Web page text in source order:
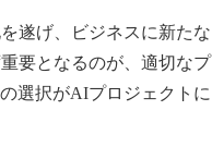
遂げ、ビジネスに新たな
要となるのが、適切なプ
選択がAIプロジェクトに